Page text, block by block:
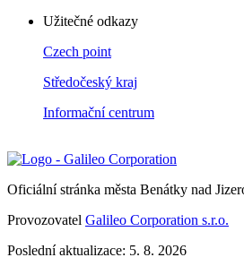
Užitečné odkazy
Czech point
Středočeský kraj
Informační centrum
Oficiální stránka města Benátky nad
Provozovatel Galileo Corporation s.r.o.
Poslední aktualizace: 5. 8. 2026